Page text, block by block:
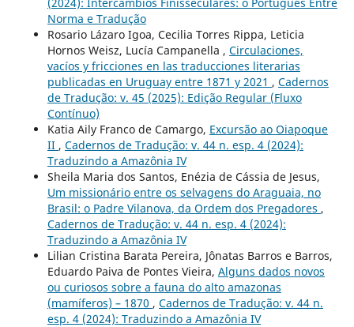
Norma e Tradução
Rosario Lázaro Igoa, Cecilia Torres Rippa, Leticia
Hornos Weisz, Lucía Campanella , Circulaciones,
vacíos y fricciones en las traducciones literarias
publicadas en Uruguay entre 1871 y 2021 , Cadernos
de Tradução: v. 45 (2025): Edição Regular (Fluxo
Contínuo)
Katia Aily Franco de Camargo, Excursão ao Oiapoque
II , Cadernos de Tradução: v. 44 n. esp. 4 (2024):
Traduzindo a Amazônia IV
Sheila Maria dos Santos, Enézia de Cássia de Jesus,
Um missionário entre os selvagens do Araguaia, no
Brasil: o Padre Vilanova, da Ordem dos Pregadores ,
Cadernos de Tradução: v. 44 n. esp. 4 (2024):
Traduzindo a Amazônia IV
Lilian Cristina Barata Pereira, Jônatas Barros e Barros,
Eduardo Paiva de Pontes Vieira, Alguns dados novos
ou curiosos sobre a fauna do alto amazonas
(mamíferos) – 1870 , Cadernos de Tradução: v. 44 n.
esp. 4 (2024): Traduzindo a Amazônia IV